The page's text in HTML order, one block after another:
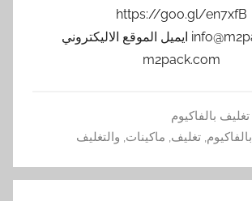
https://goo.gl/en7xfB
info@m2pack.com ايميل الموقع الاليكتروني
m2pack.com
بالفاكيوم,تغليف, ماكينات, والتغليف